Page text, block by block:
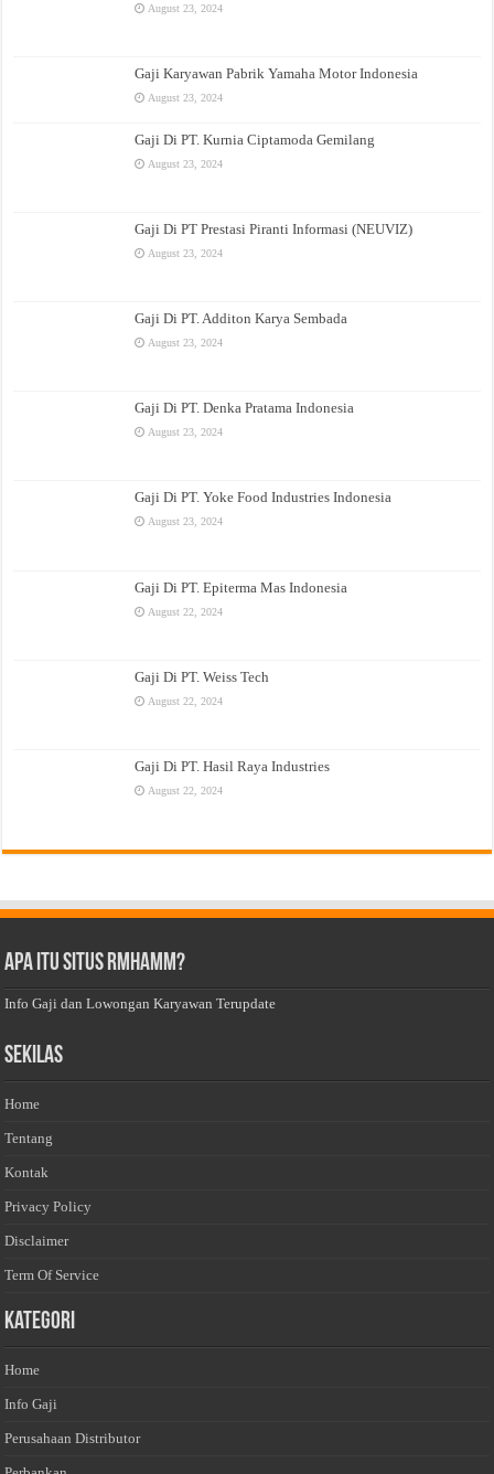
August 23, 2024
Gaji Karyawan Pabrik Yamaha Motor Indonesia
August 23, 2024
Gaji Di PT. Kurnia Ciptamoda Gemilang
August 23, 2024
Gaji Di PT Prestasi Piranti Informasi (NEUVIZ)
August 23, 2024
Gaji Di PT. Additon Karya Sembada
August 23, 2024
Gaji Di PT. Denka Pratama Indonesia
August 23, 2024
Gaji Di PT. Yoke Food Industries Indonesia
August 23, 2024
Gaji Di PT. Epiterma Mas Indonesia
August 22, 2024
Gaji Di PT. Weiss Tech
August 22, 2024
Gaji Di PT. Hasil Raya Industries
August 22, 2024
Apa Itu Situs Rmhamm?
Info Gaji dan Lowongan Karyawan Terupdate
Sekilas
Home
Tentang
Kontak
Privacy Policy
Disclaimer
Term Of Service
Kategori
Home
Info Gaji
Perusahaan Distributor